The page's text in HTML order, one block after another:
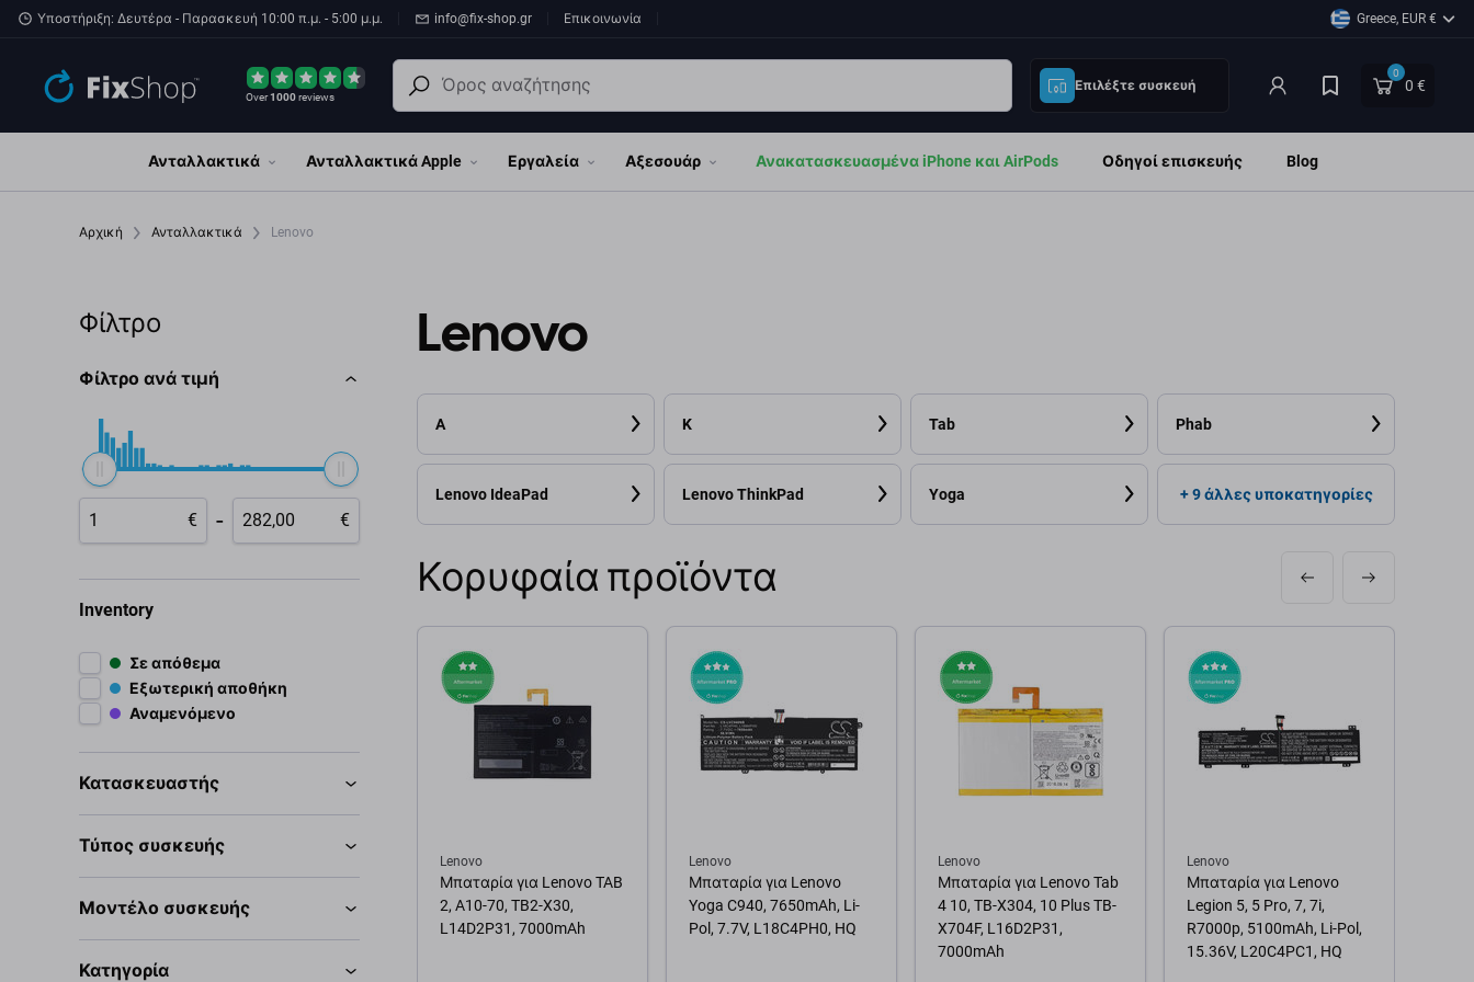
Παράβλεψη στο κύριο περιεχόμενο
Υποστήριξη: Δευτέρα - Παρασκευή 10:00 π.μ. - 5:00 μ.μ. info@fix-shop.gr Επικοινωνία Greece, EUR €
Over1000reviews
Επιλέξτε συσκευή
0
0 €
Ανταλλακτικά Ανταλλακτικά Apple Εργαλεία Αξεσουάρ Ανακατασκευασμένα iPhone και AirPods Οδηγοί επισκευής Blog
Αρχική Ανταλλακτικά Lenovo
Φίλτρο
Φίλτρο ανά τιμή
€ - €
Inventory
Σε απόθεμα
Εξωτερική αποθήκη
Αναμενόμενο
Κατασκευαστής
Τύπος συσκευής
Μοντέλο συσκευής
Κατηγορία
Lenovo
A K Tab Phab
Lenovo IdeaPad Lenovo ThinkPad Yoga + 9 άλλες υποκατηγορίες
Κορυφαία προϊόντα
Lenovo
Μπαταρία για Lenovo TAB
2, A10-70, TB2-X30,
L14D2P31, 7000mAh
Lenovo
Μπαταρία για Lenovo
Yoga C940, 7650mAh, Li-
Pol, 7.7V, L18C4PH0, HQ
Lenovo
Μπαταρία για Lenovo Tab
4 10, TB-X304, 10 Plus TB-
X704F, L16D2P31,
7000mAh
Lenovo
Μπαταρία για Lenovo
Legion 5, 5 Pro, 7, 7i,
R7000p, 5100mAh, Li-Pol,
15.36V, L20C4PC1, HQ